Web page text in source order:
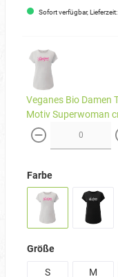
Sofort verfügbar,
Veganes Bio Damen
Motiv Superwoman
weniger
Farbe
Größe
S
M